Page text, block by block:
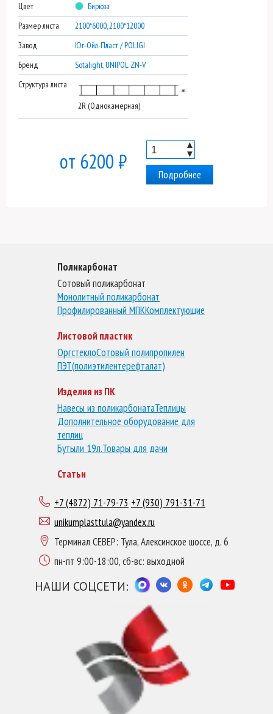
Цвет
Бирюза
Размер листа
2100*6000, 2100*12000
Завод
Юг-Ойл-Пласт / POLIGI
Бренд
Sotalight, UNIPOL ZN-V
Структура листа
2R (Однокамерная)
от 6200 ₽
▲
▼
Подробнее
Поликарбонат
Сотовый поликарбонат
Монолитный поликарбонат
Профилированный МПККомплектующие
Листовой пластик
ОргстеклоСотовый полипропилен
ПЭТ(полиэтилентерефталат)
Изделия из ПК
Навесы из поликарбонатаТеплицы
Дополнительное оборудование для
теплиц
Бутыли 19л.Товары для дачи
Статьи
+7 (4872) 71-79-73 +7 (930) 791-31-71
unikumplasttula@yandex.ru
Терминал СЕВЕР: Тула, Алексинское шоссе, д. 6
пн-пт 9:00-18:00, сб-вс: выходной
НАШИ СОЦСЕТИ: